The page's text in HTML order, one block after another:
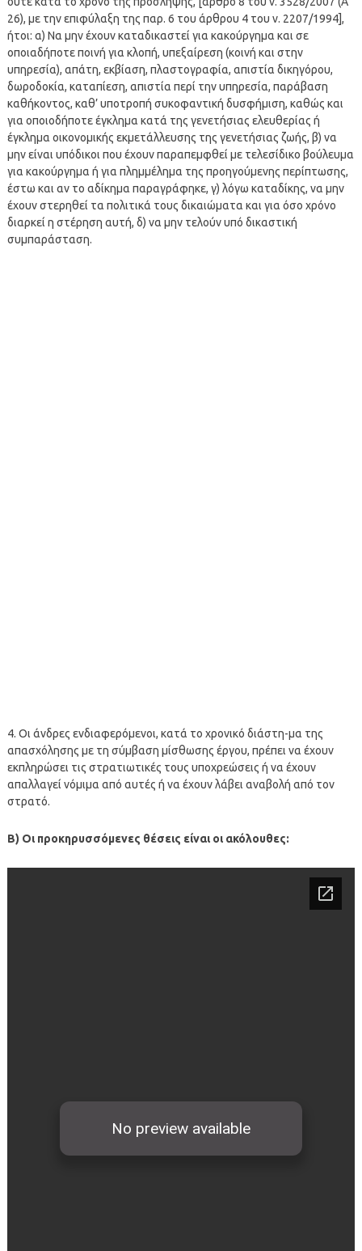
26), με την επιφύλαξη της παρ. 6 του άρθρου 4 του ν. 2207/1994],
ήτοι: α) Να μην έχουν καταδικαστεί για κακούργημα και σε
οποιαδήποτε ποινή για κλοπή, υπεξαίρεση (κοινή και στην
υπηρεσία), απάτη, εκβίαση, πλαστογραφία, απιστία δικηγόρου,
δωροδοκία, καταπίεση, απιστία περί την υπηρεσία, παράβαση
καθήκοντος, καθ’ υποτροπή συκοφαντική δυσφήμιση, καθώς και
για οποιοδήποτε έγκλημα κατά της γενετήσιας ελευθερίας ή
έγκλημα οικονομικής εκμετάλλευσης της γενετήσιας ζωής, β) να
μην είναι υπόδικοι που έχουν παραπεμφθεί με τελεσίδικο βούλευμα
για κακούργημα ή για πλημμέλημα της προηγούμενης περίπτωσης,
έστω και αν το αδίκημα παραγράφηκε, γ) λόγω καταδίκης, να μην
έχουν στερηθεί τα πολιτικά τους δικαιώματα και για όσο χρόνο
διαρκεί η στέρηση αυτή, δ) να μην τελούν υπό δικαστική
συμπαράσταση.
4. Οι άνδρες ενδιαφερόμενοι, κατά το χρονικό διάστη-μα της
απασχόλησης με τη σύμβαση μίσθωσης έργου, πρέπει να έχουν
εκπληρώσει τις στρατιωτικές τους υποχρεώσεις ή να έχουν
απαλλαγεί νόμιμα από αυτές ή να έχουν λάβει αναβολή από τον
στρατό.
B) Οι προκηρυσσόμενες θέσεις είναι οι ακόλουθες: